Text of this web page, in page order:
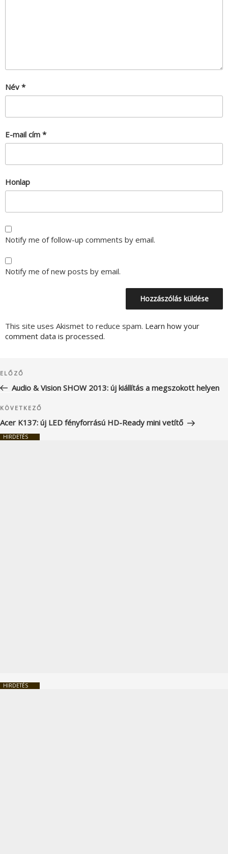
Név *
E-mail cím *
Honlap
Notify me of follow-up comments by email.
Notify me of new posts by email.
This site uses Akismet to reduce spam. Learn how your
comment data is processed.
navigáció
Korábbi
bejegyzés
ELŐZŐ
Audio & Vision SHOW 2013: új kiállítás a megszokott helyen
Következő
bejegyzés
KÖVETKEZŐ
Acer K137: új LED fényforrású HD-Ready mini vetítő
HIRDETÉS
HIRDETÉS